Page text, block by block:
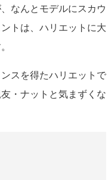
なんとモデルにスカウ
トは、ハリエットに大
スを得たハリエットで
・ナットと気まずくな